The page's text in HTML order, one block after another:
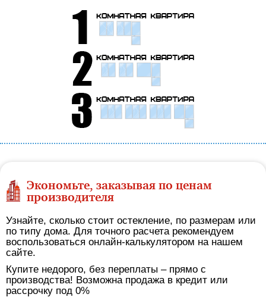
Экономьте, заказывая по ценам
производителя
Узнайте, сколько стоит остекление, по размерам или
по типу дома. Для точного расчета рекомендуем
воспользоваться онлайн-калькулятором на нашем
сайте.
Купите недорого, без переплаты – прямо с
производства! Возможна продажа в кредит или
рассрочку под 0%